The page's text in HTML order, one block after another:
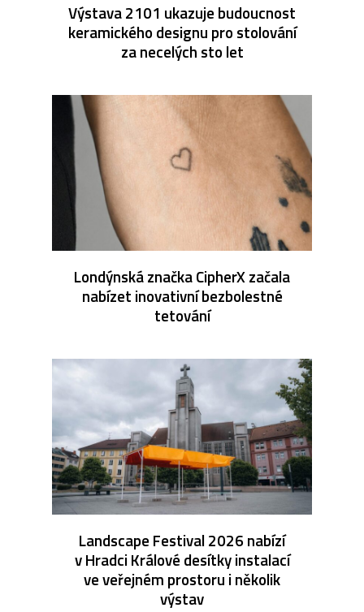
Výstava 2101 ukazuje budoucnost
keramického designu pro stolování
za necelých sto let
Londýnská značka CipherX začala
nabízet inovativní bezbolestné
tetování
Landscape Festival 2026 nabízí
v Hradci Králové desítky instalací
ve veřejném prostoru i několik
výstav